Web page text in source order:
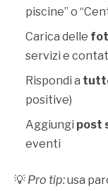
piscine” o
Carica delle
servizi e
Rispondi a
positive)
Aggiungi post
eventi
💡 Pro tip:usa